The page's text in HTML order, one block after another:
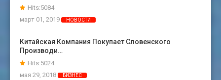
Hits:5084
март 01, 2019
НОВОСТИ
Kитайская Компания Покупает Словенского
Производи…
Hits:5024
мая 29, 2018
БИЗНЕС